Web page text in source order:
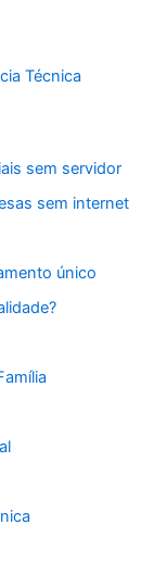
Técnica
sem servidor
sem internet
único